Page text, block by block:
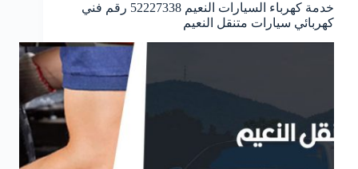
خدمة كهرباء السيارات النعيم 52227338 رقم فني
كهربائي سيارات متنقل النعيم